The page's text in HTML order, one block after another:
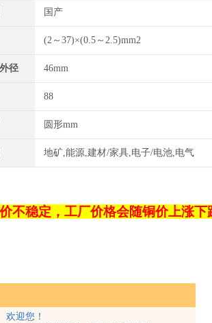
欢迎您！
国产
(2～37)×(0.5～2.5)mm2
径 46mm
88
圆形mm
地矿,能源,建材/家具,电子/电池,电气
不稳定，工厂价格会随铜价上涨下